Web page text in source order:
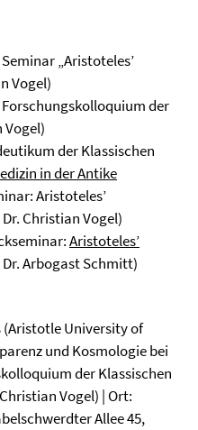
„Aristoteles’
Vogel)
der
Vogel)
der Klassischen
in der Antike
Aristoteles’
Christian Vogel)
Aristoteles’
Dr. Arbogast Schmitt)
(Aristotle University of
und Kosmologie bei
der Klassischen
Vogel) | Ort:
Allee 45,